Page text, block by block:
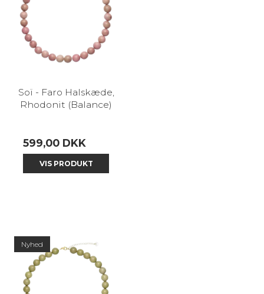
Soï - Faro Halskæde,
Rhodonit (Balance)
599,00 DKK
VIS PRODUKT
Nyhed